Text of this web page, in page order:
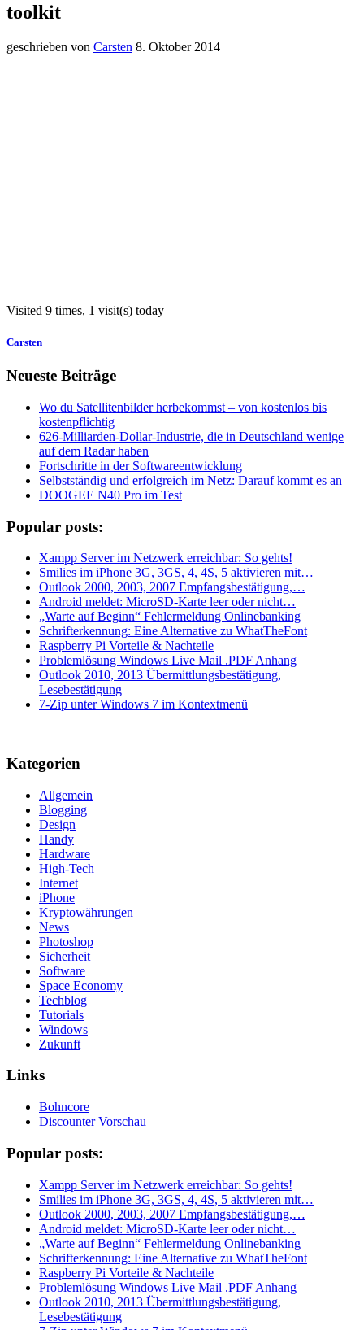
toolkit
geschrieben von Carsten 8. Oktober 2014
Visited 9 times, 1 visit(s) today
Carsten
Neueste Beiträge
Wo du Satellitenbilder herbekommst – von kostenlos bis
kostenpflichtig
626-Milliarden-Dollar-Industrie, die in Deutschland wenige
auf dem Radar haben
Fortschritte in der Softwareentwicklung
Selbstständig und erfolgreich im Netz: Darauf kommt es an
DOOGEE N40 Pro im Test
Popular posts:
Xampp Server im Netzwerk erreichbar: So gehts!
Smilies im iPhone 3G, 3GS, 4, 4S, 5 aktivieren mit…
Outlook 2000, 2003, 2007 Empfangsbestätigung,…
Android meldet: MicroSD-Karte leer oder nicht…
„Warte auf Beginn“ Fehlermeldung Onlinebanking
Schrifterkennung: Eine Alternative zu WhatTheFont
Raspberry Pi Vorteile & Nachteile
Problemlösung Windows Live Mail .PDF Anhang
Outlook 2010, 2013 Übermittlungsbestätigung,
Lesebestätigung
7-Zip unter Windows 7 im Kontextmenü
Kategorien
Allgemein
Blogging
Design
Handy
Hardware
High-Tech
Internet
iPhone
Kryptowährungen
News
Photoshop
Sicherheit
Software
Space Economy
Techblog
Tutorials
Windows
Zukunft
Links
Bohncore
Discounter Vorschau
Popular posts:
Xampp Server im Netzwerk erreichbar: So gehts!
Smilies im iPhone 3G, 3GS, 4, 4S, 5 aktivieren mit…
Outlook 2000, 2003, 2007 Empfangsbestätigung,…
Android meldet: MicroSD-Karte leer oder nicht…
„Warte auf Beginn“ Fehlermeldung Onlinebanking
Schrifterkennung: Eine Alternative zu WhatTheFont
Raspberry Pi Vorteile & Nachteile
Problemlösung Windows Live Mail .PDF Anhang
Outlook 2010, 2013 Übermittlungsbestätigung,
Lesebestätigung